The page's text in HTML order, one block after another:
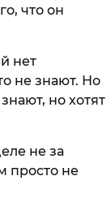
что он
нет
не знают. Но
но хотят
не за
просто не